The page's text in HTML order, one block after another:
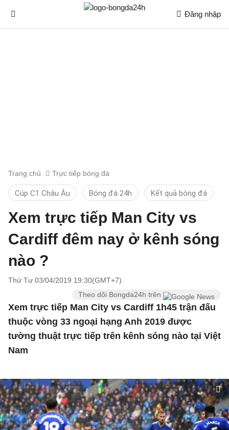
Đăng nhập
Trang chủ Trực tiếp bóng đá
Cúp C1 Châu Âu Bóng đá 24h Kết quả bóng đá
Xem trực tiếp Man City vs
Cardiff đêm nay ở kênh sóng
nào ?
Thứ Tư 03/04/2019 19:30(GMT+7)
Theo dõi Bongda24h trên
Xem trực tiếp Man City vs Cardiff 1h45 trận đấu
thuộc vòng 33 ngoại hạng Anh 2019 được
tường thuật trực tiếp trên kênh sóng nào tại Việt
Nam